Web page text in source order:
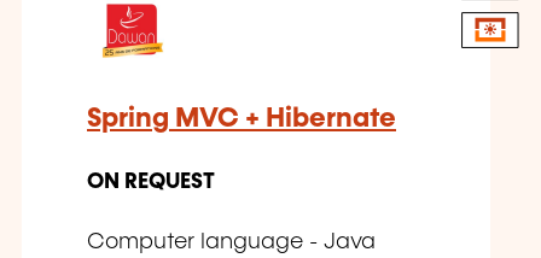
Spring MVC + Hibernate
ON REQUEST
Computer language - Java